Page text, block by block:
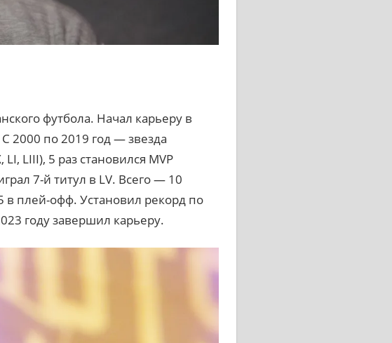
футбола. Начал карьеру в
2000 по 2019 год — звезда
LIII), 5 раз становился MVP
7-й титул в LV. Всего — 10
в плей-офф. Установил рекорд по
году завершил карьеру.